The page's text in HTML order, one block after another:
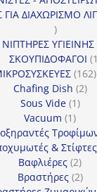
ΓΙΑ ΔΙΑΧΩΡΙΣΜΟ
1
προϊόν
ΝΙΠΤΗΡΕΣ ΥΓΙΕΙΝΗΣ
ΣΚΟΥΠΙΔΟΦΑΓΟΙ 1
162
Chafing Dish 22
Sous Vide 11
Vacuum 11
& Στίφτες
Βαφλιέρες 22
Βραστήρες 22